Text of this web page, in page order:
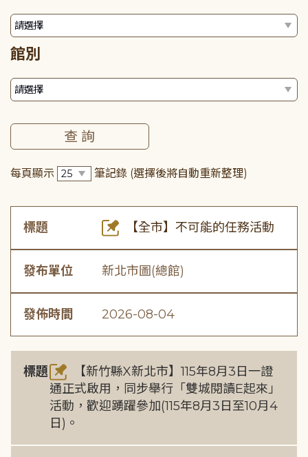
館別
每頁顯示 筆記錄 (選擇後將自動重新整理)
標題 【全市】不可能的任務活動
發布單位 新北市圖(總館)
發佈時間 2026-08-04
標題
【新竹縣X新北市】115年8月3日一證
通正式啟用，同步舉行「雙城閱讀E起來」
活動，歡迎踴躍參加(115年8月3日至10月4
日)。